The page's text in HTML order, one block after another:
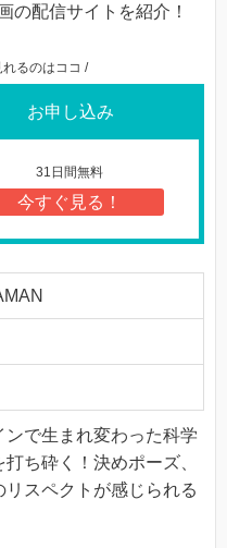
の配信サイトを紹介！
るのはココ /
お申し込み
31日間無料
今すぐ見る！
で生まれ変わった科学
ち砕く！決めポーズ、
スペクトが感じられる